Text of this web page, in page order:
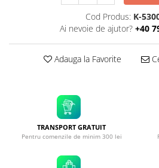
Cod Produs: K-
Ai nevoie de ajutor? +40
Adauga la Favorite
TRANSPORT GRATUIT
Pentru comenzile de minim 300 lei